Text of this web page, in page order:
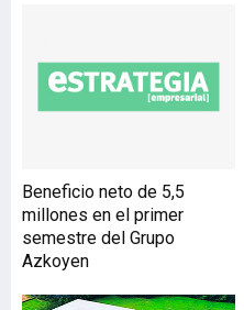
Beneficio neto de 5,5
millones en el primer
semestre del Grupo
Azkoyen